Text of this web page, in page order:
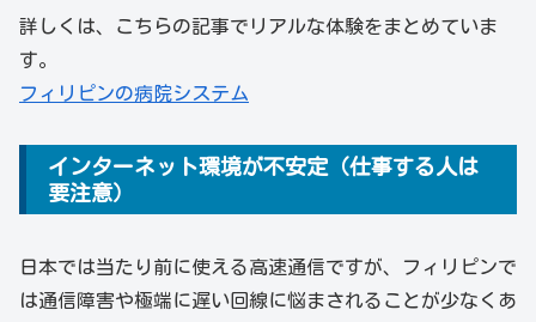
詳しくは、こちらの記事でリアルな体験をまとめていま
す。
フィリピンの病院システム
インターネット環境が不安定（仕事する人は
要注意）
日本では当たり前に使える高速通信ですが、フィリピンで
は通信障害や極端に遅い回線に悩まされることが少なくあ